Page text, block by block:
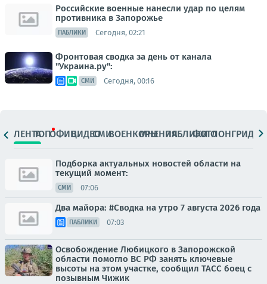
Российские военные нанесли удар по целям
противника в Запорожье
ПАБЛИКИ Сегодня, 02:21
Фронтовая сводка за день от канала
"Украина.ру":
СМИ Сегодня, 00:16
ЛЕНТАТОПОФИЦ.ВИДЕОСМИВОЕНКОРЫМНЕНИЯПАБЛИКИ
ФОТОЛОНГРИДЫ
Подборка актуальных новостей области на
текущий момент:
СМИ 07:06
Два майора: #Сводка на утро 7 августа 2026 года
ПАБЛИКИ 07:03
Освобождение Любицкого в Запорожской
области помогло ВС РФ занять ключевые
высоты на этом участке, сообщил ТАСС боец с
позывным Чижик